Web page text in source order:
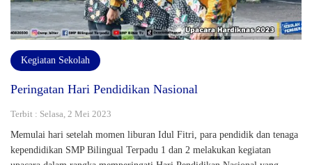
Kegiatan Sekolah
Peringatan Hari Pendidikan Nasional
Terbit : Selasa, 2 Mei 2023
Memulai hari setelah momen liburan Idul Fitri, para pendidik dan tenaga
kependidikan SMP Bilingual Terpadu 1 dan 2 melakukan kegiatan